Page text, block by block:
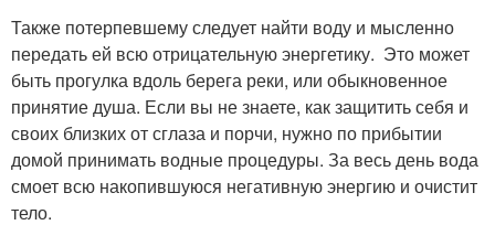
Также потерпевшему следует найти воду и мысленно
передать ей всю отрицательную энергетику. Это может
быть прогулка вдоль берега реки, или обыкновенное
принятие душа. Если вы не знаете, как защитить себя и
своих близких от сглаза и порчи, нужно по прибытии
домой принимать водные процедуры. За весь день вода
смоет всю накопившуюся негативную энергию и очистит
тело.